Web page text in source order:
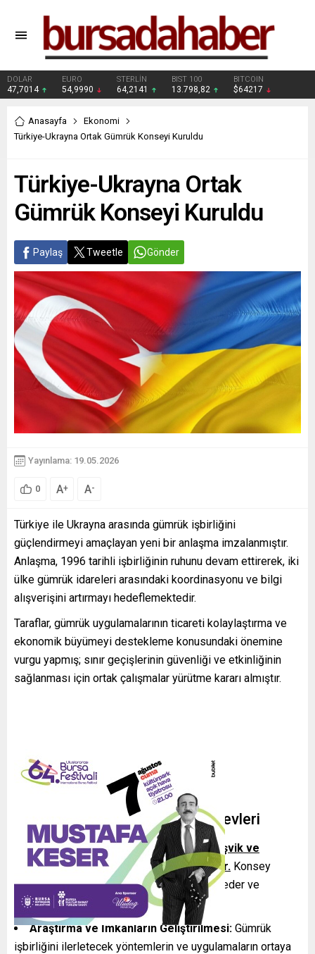
DOLAR
47,7014
EURO
54,9990
STERLİN
64,2141
BIST 100
13.798,82
BITCOIN
$64217
Anasayfa
Ekonomi
Türkiye-Ukrayna Ortak Gümrük Konseyi Kuruldu
Türkiye-Ukrayna Ortak
Gümrük Konseyi Kuruldu
Paylaş Tweetle Gönder
Yayınlama: 19.05.2026
0 A+ A-
Türkiye ile Ukrayna arasında gümrük işbirliğini
güçlendirmeyi amaçlayan yeni bir anlaşma imzalanmıştır.
Anlaşma, 1996 tarihli işbirliğinin ruhunu devam ettirerek, iki
ülke gümrük idareleri arasındaki koordinasyonu ve bilgi
alışverişini artırmayı hedeflemektedir.
Taraflar, gümrük uygulamalarının ticareti kolaylaştırma ve
ekonomik büyümeyi destekleme konusundaki önemine
vurgu yapmış; sınır geçişlerinin güvenliği ve etkinliğinin
sağlanması için ortak çalışmalar yürütme kararı almıştır.
Ortak Gümrük Konseyi’nin Görevleri
OGK, gümrük alanında koordinasyon, teşvik ve
geliştirme faaliyetlerini yönlendirecektir. Konsey
aşağıdaki ana alanlarda işbirliğini koordine eder ve
destekler:
Araştırma ve İmkanların Geliştirilmesi: Gümrük
işbirliğini ilerletecek yöntemlerin ve uygulamaların ortaya